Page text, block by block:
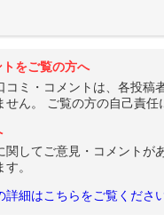
をご覧の方へ
コミ・コメントは、各投稿
せん。 ご覧の方の自己責任
関してご意見・コメントが
。
細はこちらをご覧ください